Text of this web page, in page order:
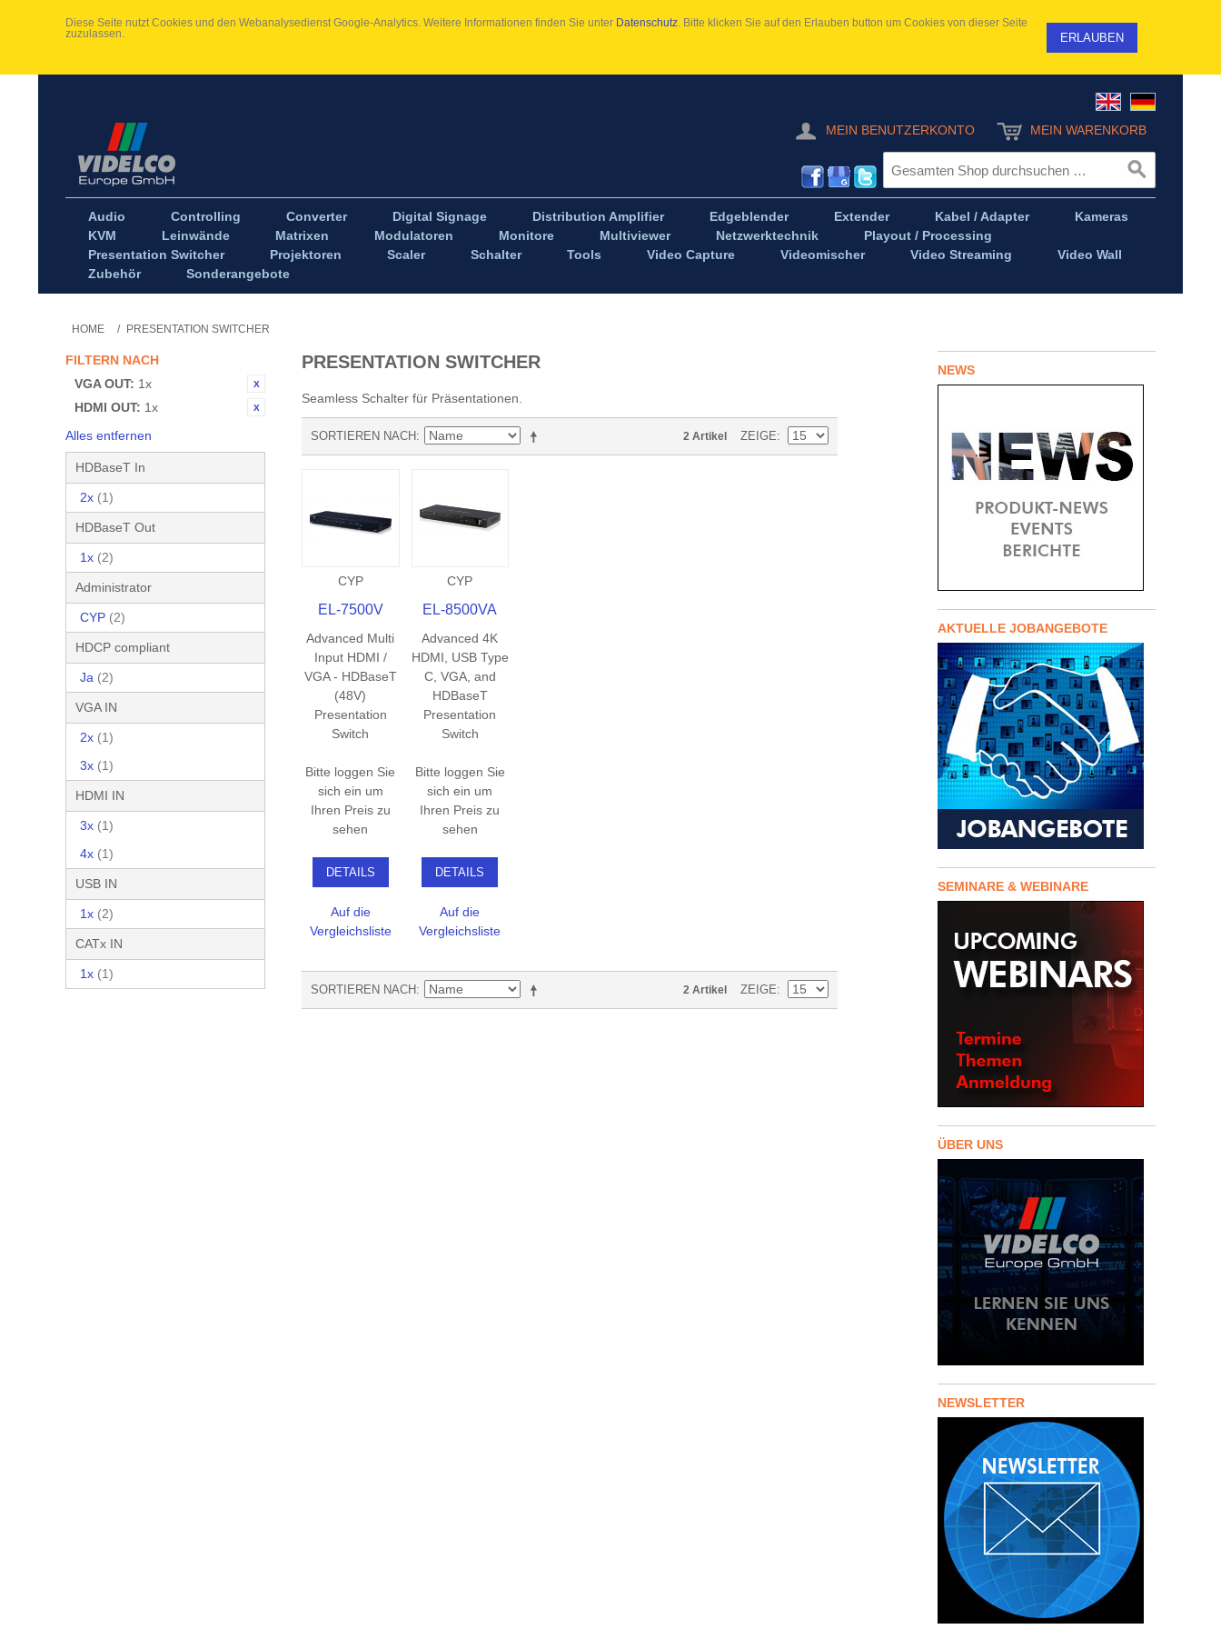
Diese Seite nutzt Cookies und den Webanalysedienst Google-Analytics. Weitere Informationen finden Sie unter Datenschutz . Bitte klicken Sie auf den Erlauben button um Cookies von dieser Seite
zuzulassen.
ERLAUBEN
MEIN BENUTZERKONTO MEIN WARENKORB
Audio Controlling Converter Digital Signage Distribution Amplifier Edgeblender Extender Kabel / Adapter
Kameras
KVM
Leinwände Matrixen Modulatoren Monitore Multiviewer Netzwerktechnik
Playout / Processing
Presentation Switcher
Projektoren Scaler Schalter Tools Video Capture Videomischer Video Streaming
Video Wall
Zubehör
Sonderangebote
HOME / PRESENTATION SWITCHER
FILTERN NACH
VGA OUT: 1x
HDMI OUT: 1x
Alles entfernen
HDBaseT In
2x (1)
HDBaseT Out
1x (2)
Administrator
CYP (2)
HDCP compliant
Ja (2)
VGA IN
2x (1)
3x (1)
HDMI IN
3x (1)
4x (1)
USB IN
1x (2)
CATx IN
1x (1)
PRESENTATION SWITCHER
Seamless Schalter für Präsentationen.
SORTIEREN NACH 2 Artikel ZEIGE
CYP
EL-7500V
Advanced Multi
Input HDMI /
VGA - HDBaseT
(48V)
Presentation
Switch
Bitte loggen Sie
sich ein um
Ihren Preis zu
sehen
DETAILS
Auf die
Vergleichsliste
CYP
EL-8500VA
Advanced 4K
HDMI, USB Type
C, VGA, and
HDBaseT
Presentation
Switch
Bitte loggen Sie
sich ein um
Ihren Preis zu
sehen
DETAILS
Auf die
Vergleichsliste
SORTIEREN NACH 2 Artikel ZEIGE
NEWS
AKTUELLE JOBANGEBOTE
SEMINARE & WEBINARE
ÜBER UNS
NEWSLETTER